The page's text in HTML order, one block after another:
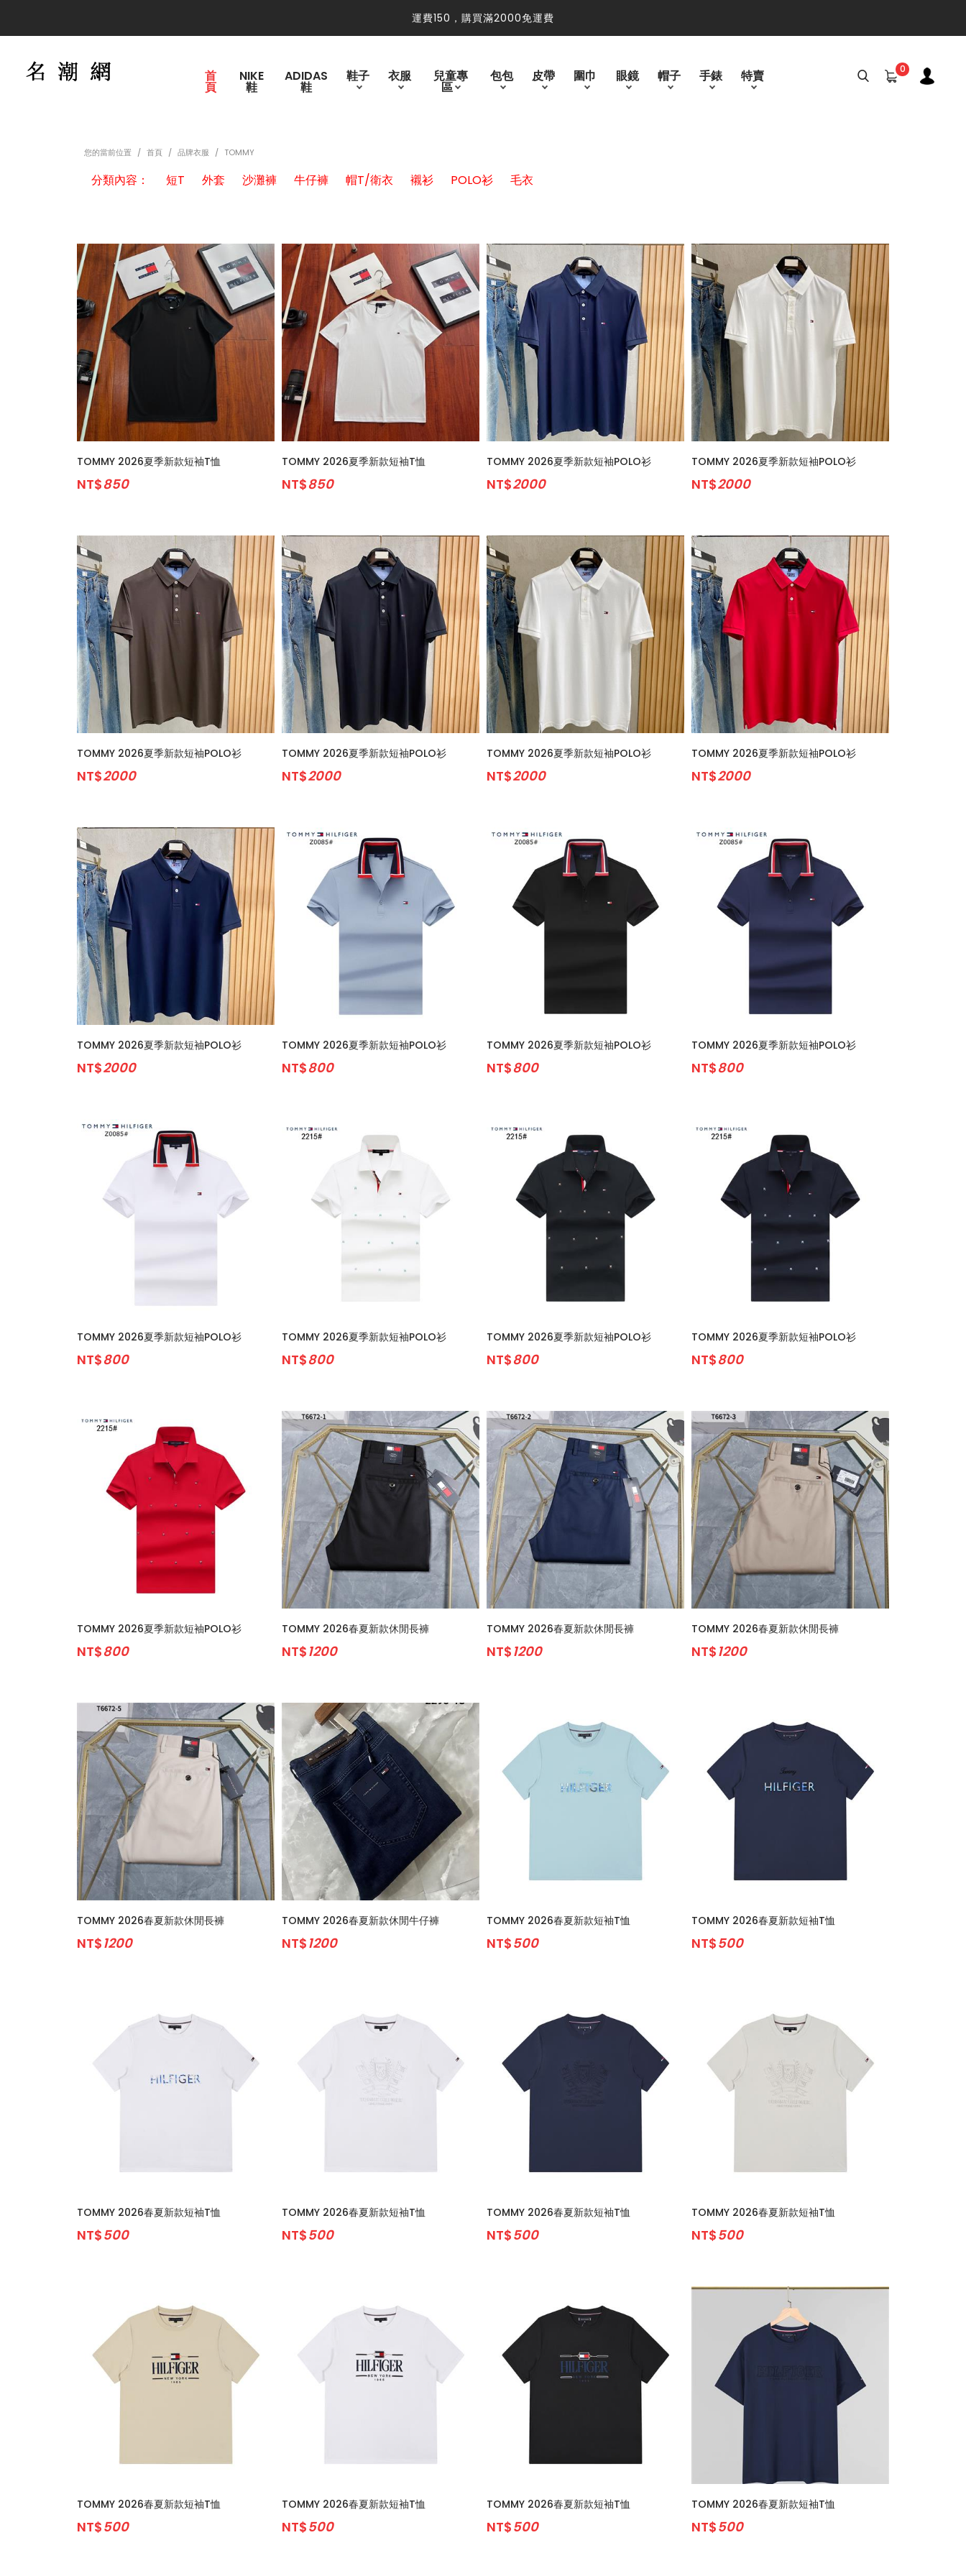
運費150，購買滿2000免運費
首
頁
NIKE
鞋
ADIDAS
鞋
鞋子 衣服 兒童專
區
包包 皮帶 圍巾 眼鏡 帽子 手錶 特賣 0
您的當前位置 首頁 品牌衣服 TOMMY
分類內容： 短T 外套 沙灘褲 牛仔褲 帽T/衛衣 襯衫 POLO衫 毛衣
TOMMY 2026夏季新款短袖T恤
NT$850
TOMMY 2026夏季新款短袖T恤
NT$850
TOMMY 2026夏季新款短袖POLO衫
NT$2000
TOMMY 2026夏季新款短袖POLO衫
NT$2000
TOMMY 2026夏季新款短袖POLO衫
NT$2000
TOMMY 2026夏季新款短袖POLO衫
NT$2000
TOMMY 2026夏季新款短袖POLO衫
NT$2000
TOMMY 2026夏季新款短袖POLO衫
NT$2000
TOMMY 2026夏季新款短袖POLO衫
NT$2000
TOMMY 2026夏季新款短袖POLO衫
NT$800
TOMMY 2026夏季新款短袖POLO衫
NT$800
TOMMY 2026夏季新款短袖POLO衫
NT$800
TOMMY 2026夏季新款短袖POLO衫
NT$800
TOMMY 2026夏季新款短袖POLO衫
NT$800
TOMMY 2026夏季新款短袖POLO衫
NT$800
TOMMY 2026夏季新款短袖POLO衫
NT$800
TOMMY 2026夏季新款短袖POLO衫
NT$800
TOMMY 2026春夏新款休閒長褲
NT$1200
TOMMY 2026春夏新款休閒長褲
NT$1200
TOMMY 2026春夏新款休閒長褲
NT$1200
TOMMY 2026春夏新款休閒長褲
NT$1200
TOMMY 2026春夏新款休閒牛仔褲
NT$1200
TOMMY 2026春夏新款短袖T恤
NT$500
TOMMY 2026春夏新款短袖T恤
NT$500
TOMMY 2026春夏新款短袖T恤
NT$500
TOMMY 2026春夏新款短袖T恤
NT$500
TOMMY 2026春夏新款短袖T恤
NT$500
TOMMY 2026春夏新款短袖T恤
NT$500
TOMMY 2026春夏新款短袖T恤
NT$500
TOMMY 2026春夏新款短袖T恤
NT$500
TOMMY 2026春夏新款短袖T恤
NT$500
TOMMY 2026春夏新款短袖T恤
NT$500